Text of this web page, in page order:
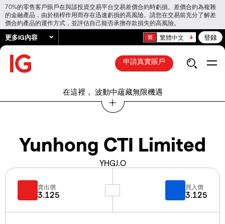
70%的零售客戶賬戶在與該投資交易平台交易差價合約時虧損。差價合約為複雜
的金融產品，由於槓桿作用而存在迅速虧損的高風險。請您在交易前充分了解差
價合約產品的運作方式，並評估自己能否承擔存款損失的高風險。
更多IG內容 繁體中文 登錄
申請真實賬戶
在這裡， 波動中蘊藏無限機遇
Yunhong CTI Limited
YHGJ.O
賣出價
3.125
買入價
3.125